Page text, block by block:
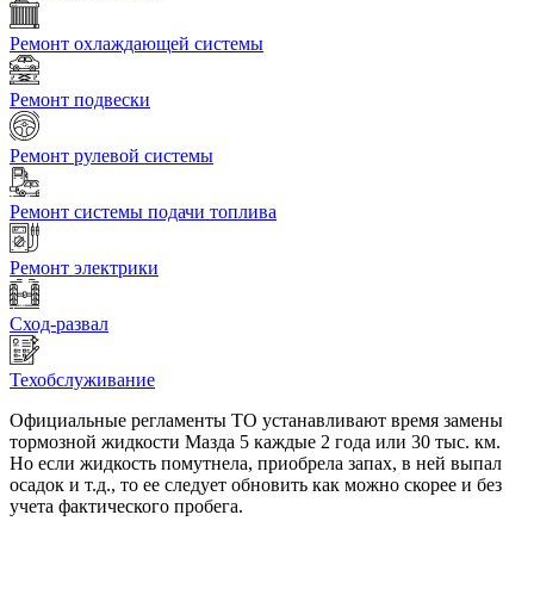
Ремонт охлаждающей системы
Ремонт подвески
Ремонт рулевой системы
Ремонт системы подачи топлива
Ремонт электрики
Сход-развал
Техобслуживание
Официальные регламенты ТО устанавливают время замены
тормозной жидкости Мазда 5 каждые 2 года или 30 тыс. км.
Но если жидкость помутнела, приобрела запах, в ней выпал
осадок и т.д., то ее следует обновить как можно скорее и без
учета фактического пробега.